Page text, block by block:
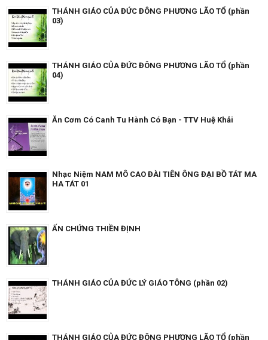
THÁNH GIÁO CỦA ĐỨC ĐÔNG PHƯƠNG LÃO TỔ (phần
03)
THÁNH GIÁO CỦA ĐỨC ĐÔNG PHƯƠNG LÃO TỔ (phần
04)
Ăn Cơm Có Canh Tu Hành Có Bạn - TTV Huệ Khải
Nhạc Niệm NAM MÔ CAO ĐÀI TIÊN ÔNG ĐẠI BỒ TÁT MA
HA TÁT 01
ẤN CHỨNG THIỀN ĐỊNH
THÁNH GIÁO CỦA ĐỨC LÝ GIÁO TÔNG (phần 02)
THÁNH GIÁO CỦA ĐỨC ĐÔNG PHƯƠNG LÃO TỔ (phần